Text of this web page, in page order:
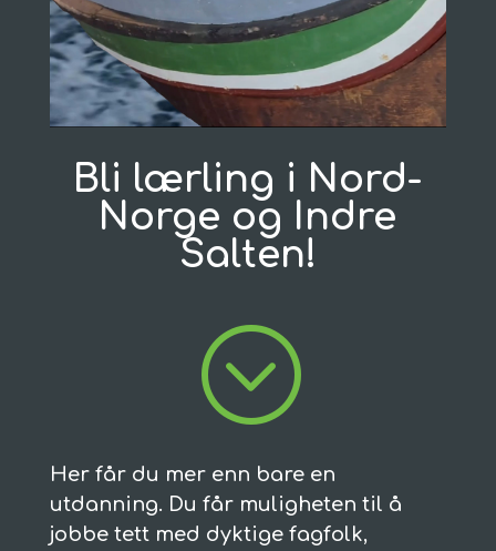
Bli lærling i Nord-
Norge og Indre
Salten!
;
Her får du mer enn bare en
utdanning. Du får muligheten til å
jobbe tett med dyktige fagfolk,